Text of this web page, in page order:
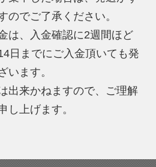
のでご了承ください。
は、入金確認に2週間ほど
日までにご入金頂いても発
います。
出来かねますので、ご理解
し上げます。